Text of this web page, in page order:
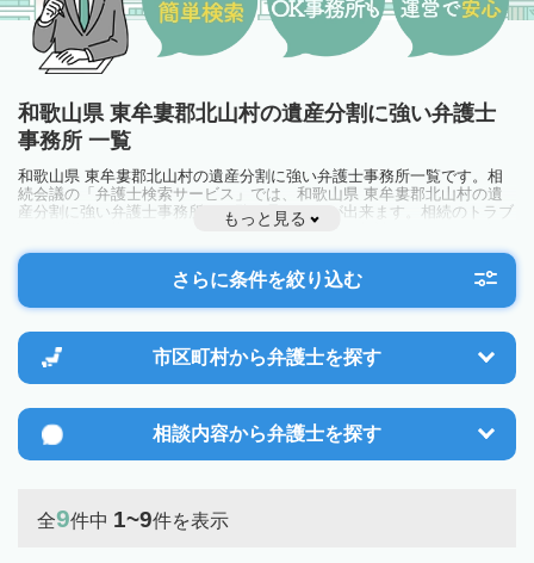
和歌山県 東牟婁郡北山村の遺産分割に強い弁護士
事務所 一覧
和歌山県 東牟婁郡北山村の遺産分割に強い弁護士事務所一覧です。相
続会議の「弁護士検索サービス」では、和歌山県 東牟婁郡北山村の遺
産分割に強い弁護士事務所を一覧で見ることが出来ます。相続のトラブ
ルやお悩みを抱えている方は一度近隣の弁護士に相談してみましょう。
もっと見る
さらに条件を絞り込む
市区町村から弁護士を探す
相談内容から弁護士を探す
全9件中 1~9件を表示